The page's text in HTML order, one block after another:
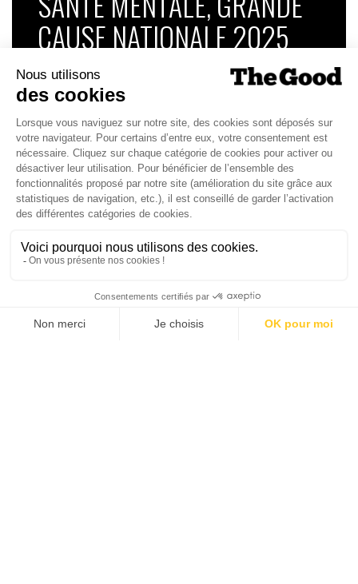
CAUSE NATIONALE 2025
Dans ce numéro, enquête : Comment les
médias luttent-ils contre la désinformation ? |
Palmarès complet du Grand Prix de la Good
Économie 2025 | La grande interview de Marc
Gomes, CEO France & Chief People Officer
EMEA chez The Adecco Group
J'ACHÈTE LE NUMÉRO
JE M'ABONNE 1 AN - 4 NUM.